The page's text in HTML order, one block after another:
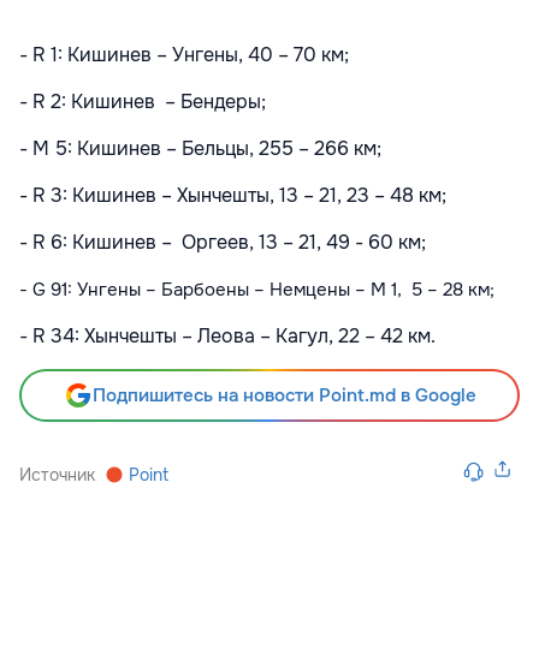
- R 1: Кишинев – Унгены, 40 – 70 км;
- R 2: Кишинев – Бендеры;
- M 5: Кишинев – Бельцы, 255 – 266 км;
- R 3: Кишинев – Хынчешты, 13 – 21, 23 – 48 км;
- R 6: Кишинев – Оргеев, 13 – 21, 49 - 60 км;
- G 91: Унгены – Барбоены – Немцены – M 1, 5 – 28 км;
- R 34: Хынчешты – Леова – Кагул, 22 – 42 км.
Подпишитесь на новости Point.md в Google
Источник Point